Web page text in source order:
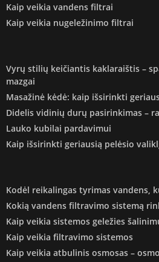
Kaip veikia vandens filtrai
Kaip veikia nugeležinimo filtrai
Vyrų stilių keičiantis kaklaraištis –
mazgai
Masažinė kėdė: kaip išsirinkti
Didelis vidinių durų pasirinkimas –
Lauko kubilai pardavimui
Kaip išsirinkti geriausią pelėsio
Kodėl reikalingas tyrimas vandens,
Kokią vandens filtravimo sistemą
Kaip veikia sistemos geležies
Kaip veikia filtravimo sistemos
Kaip veikia atbulinis osmosas –